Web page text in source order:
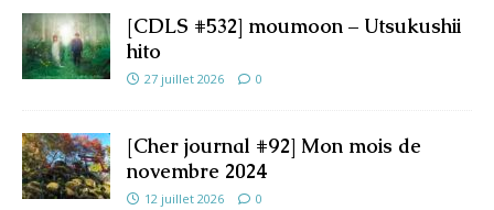
[CDLS #532] moumoon – Utsukushii
hito
27 juillet 2026 0
[Cher journal #92] Mon mois de
novembre 2024
12 juillet 2026 0